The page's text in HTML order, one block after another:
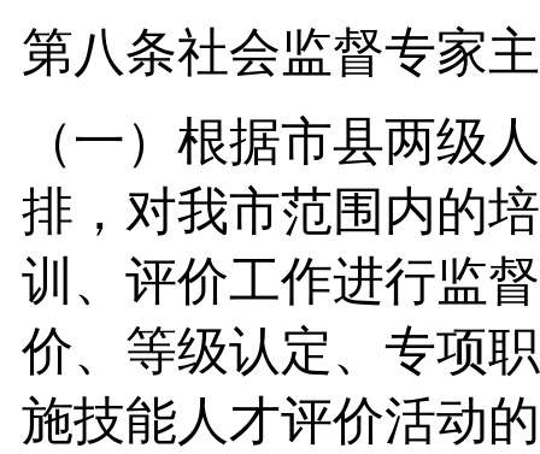
第八条社会监督专家
（一）根据市县两级
排，对我市范围内的
训、评价工作进行监
价、等级认定、专项
施技能人才评价活动